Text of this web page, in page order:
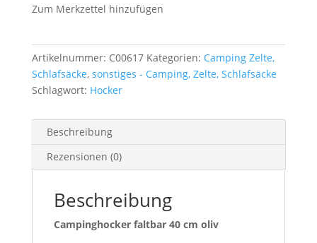
Zum Merkzettel hinzufügen
Artikelnummer: C00617 Kategorien: Camping Zelte,
Schlafsäcke, sonstiges - Camping, Zelte, Schlafsäcke
Schlagwort: Hocker
Beschreibung
Rezensionen (0)
Beschreibung
Campinghocker faltbar 40 cm oliv